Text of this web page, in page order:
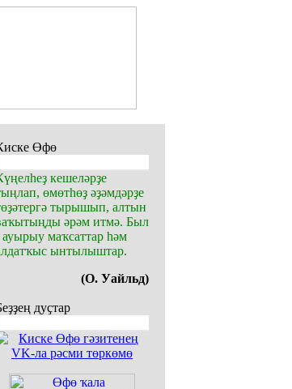
Өфө
кешеләрҙе
өмөтһөҙ әҙәмдәрҙе
тырышып, алтын
әрәм итмә. Был
ауырыу маҡсаттар һәм
ынтылыштар.
(О. Уайльд)
дуҫтар